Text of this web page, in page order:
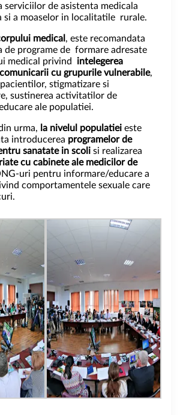
serviciilor de asistenta medicala
si a moaselor in localitatile rurale.
medical , este recomandata
de programe de formare adresate
medical privind intelegerea
comunicarii cu grupurile vulnerabile,
stigmatizare si
sustinerea activitatilor de
ale populatiei.
urma, la nivelul populatiei este
introducerea programelor de
sanatate in scoli si realizarea
cu cabinete ale medicilor de
uri pentru informare/educare a
comportamentele sexuale care